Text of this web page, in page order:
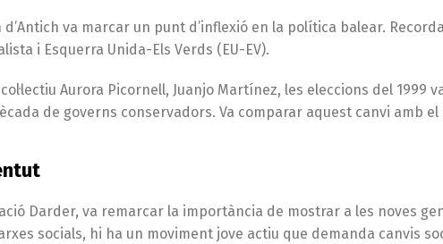
va marcar un punt d’inflexió en la política balear.
i Esquerra Unida-Els Verds (EU-EV).
Aurora Picornell, Juanjo Martínez, les eleccions del
de governs conservadors. Va comparar aquest canvi amb
Darder, va remarcar la importància de mostrar a les noves
socials, hi ha un moviment jove actiu que demanda canvis